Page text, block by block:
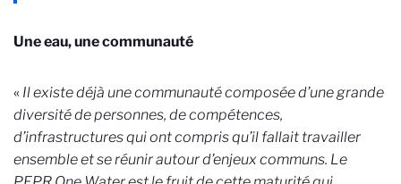
Une eau, une communauté
« Il existe déjà une communauté composée d’une grande
diversité de personnes, de compétences,
d’infrastructures qui ont compris qu’il fallait travailler
ensemble et se réunir autour d’enjeux communs. Le